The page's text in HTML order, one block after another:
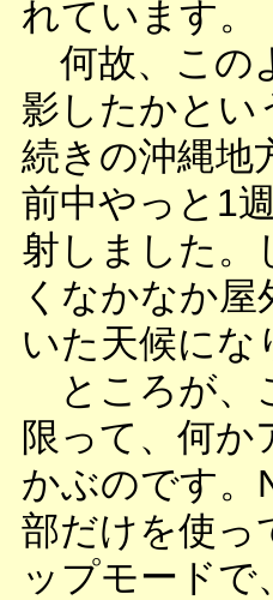
れています。
何故、この
影したかとい
続きの沖縄地
前中やっと1
射しました。
くなかなか屋
いた天候にな
ところが、
限って、何か
かぶのです。
部だけを使っ
ップモードで